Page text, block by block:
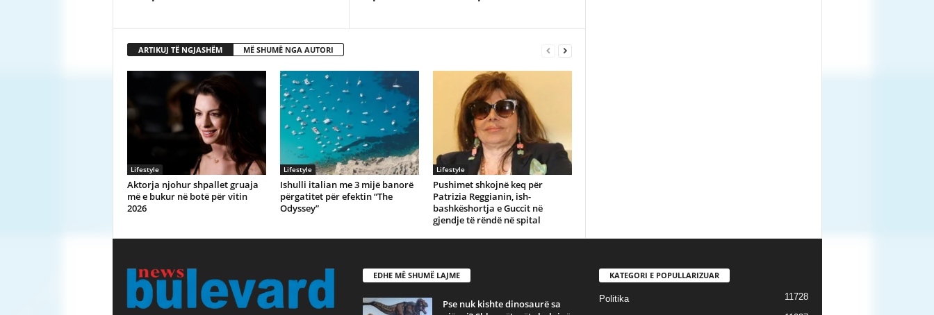
ARTIKUJ TË NGJASHËM MË SHUMË NGA AUTORI
Lifestyle
Aktorja njohur shpallet gruaja
më e bukur në botë për vitin
2026
Lifestyle
Ishulli italian me 3 mijë banorë
përgatitet për efektin “The
Odyssey”
Lifestyle
Pushimet shkojnë keq për
Patrizia Reggianin, ish-
bashkëshortja e Guccit në
gjendje të rëndë në spital
EDHE MË SHUMË LAJME
Pse nuk kishte dinosaurë sa
KATEGORI E POPULLARIZUAR
Politika 11728